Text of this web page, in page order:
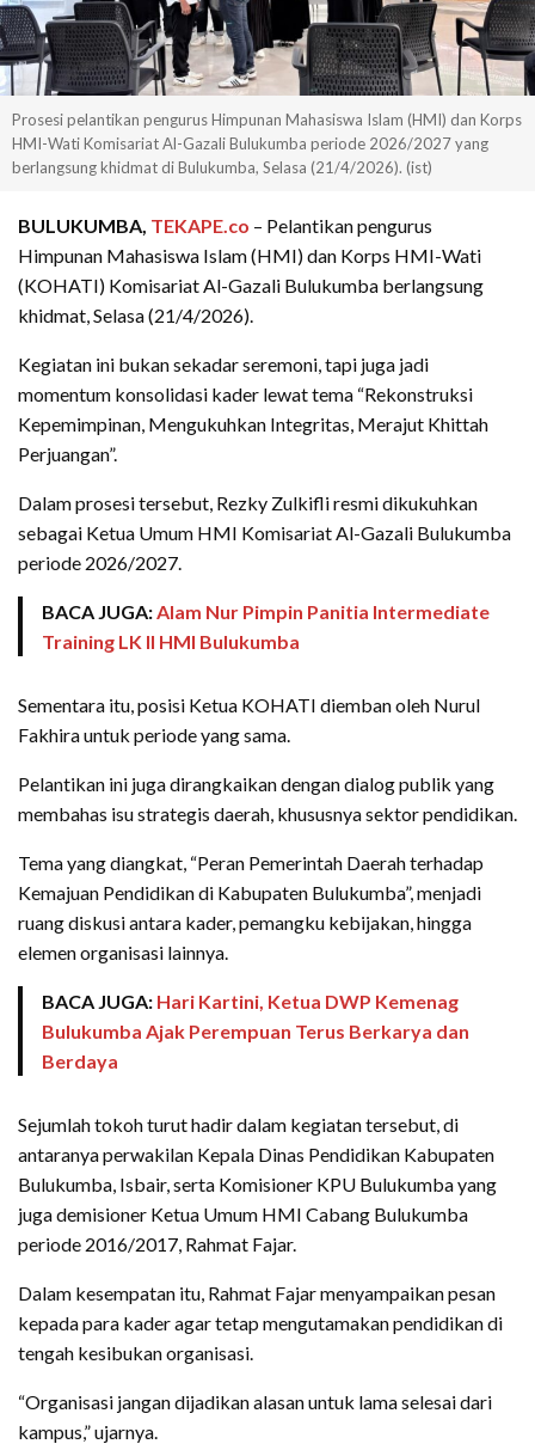
Prosesi pelantikan pengurus Himpunan Mahasiswa Islam (HMI) dan Korps
HMI-Wati Komisariat Al-Gazali Bulukumba periode 2026/2027 yang
berlangsung khidmat di Bulukumba, Selasa (21/4/2026). (ist)
BULUKUMBA, TEKAPE.co – Pelantikan pengurus
Himpunan Mahasiswa Islam (HMI) dan Korps HMI-Wati
(KOHATI) Komisariat Al-Gazali Bulukumba berlangsung
khidmat, Selasa (21/4/2026).
Kegiatan ini bukan sekadar seremoni, tapi juga jadi
momentum konsolidasi kader lewat tema “Rekonstruksi
Kepemimpinan, Mengukuhkan Integritas, Merajut Khittah
Perjuangan”.
Dalam prosesi tersebut, Rezky Zulkifli resmi dikukuhkan
sebagai Ketua Umum HMI Komisariat Al-Gazali Bulukumba
periode 2026/2027.
BACA JUGA:Alam Nur Pimpin Panitia Intermediate
Training LK II HMI Bulukumba
Sementara itu, posisi Ketua KOHATI diemban oleh Nurul
Fakhira untuk periode yang sama.
Pelantikan ini juga dirangkaikan dengan dialog publik yang
membahas isu strategis daerah, khususnya sektor pendidikan.
Tema yang diangkat, “Peran Pemerintah Daerah terhadap
Kemajuan Pendidikan di Kabupaten Bulukumba”, menjadi
ruang diskusi antara kader, pemangku kebijakan, hingga
elemen organisasi lainnya.
BACA JUGA: Hari Kartini, Ketua DWP Kemenag
Bulukumba Ajak Perempuan Terus Berkarya dan
Berdaya
Sejumlah tokoh turut hadir dalam kegiatan tersebut, di
antaranya perwakilan Kepala Dinas Pendidikan Kabupaten
Bulukumba, Isbair, serta Komisioner KPU Bulukumba yang
juga demisioner Ketua Umum HMI Cabang Bulukumba
periode 2016/2017, Rahmat Fajar.
Dalam kesempatan itu, Rahmat Fajar menyampaikan pesan
kepada para kader agar tetap mengutamakan pendidikan di
tengah kesibukan organisasi.
“Organisasi jangan dijadikan alasan untuk lama selesai dari
kampus,” ujarnya.